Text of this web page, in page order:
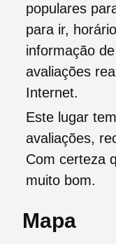
populares
para ir,
informação
avaliações
Internet.
Este lugar
avaliações,
Com certeza
muito bom.
Mapa